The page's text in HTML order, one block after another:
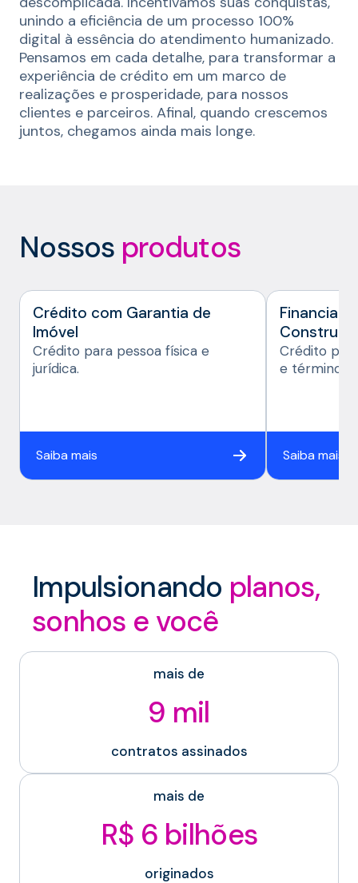
unindo a eficiência de um processo 100%
digital à essência do atendimento humanizado.
Pensamos em cada detalhe, para transformar a
experiência de crédito em um marco de
realizações e prosperidade, para nossos
clientes e parceiros. Afinal, quando crescemos
juntos, chegamos ainda mais longe.
Nossos produtos
Crédito com Garantia de
Imóvel
Crédito para pessoa física e
jurídica.
Saiba mais
Crédito
e término
Saiba mais
Impulsionando planos,
sonhos e você
mais de
9 mil
contratos assinados
mais de
R$ 6 bilhões
originados